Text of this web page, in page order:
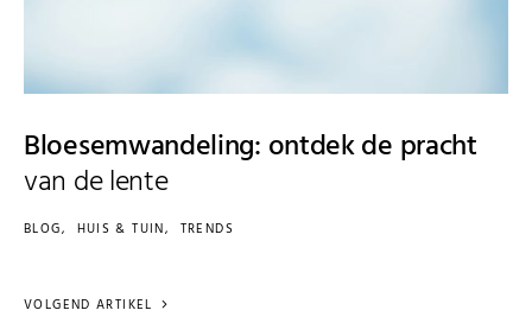
Bloesemwandeling: ontdek de pracht
van de lente
BLOG HUIS & TUIN TRENDS
VOLGEND ARTIKEL